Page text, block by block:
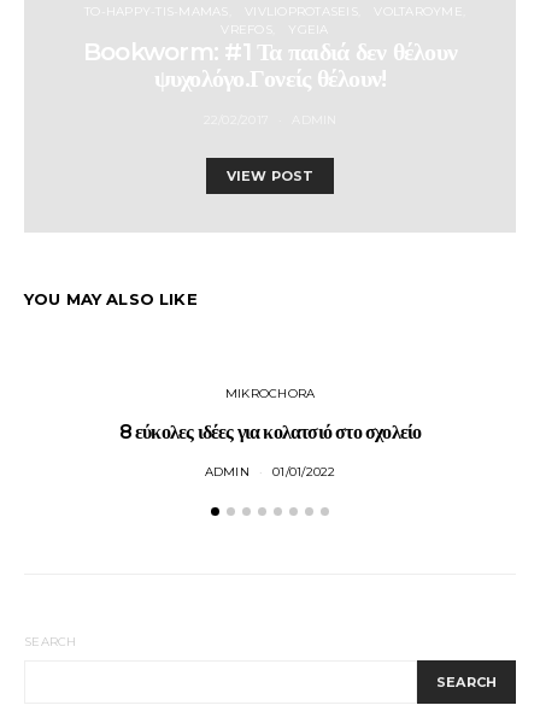
TO-HAPPY-TIS-MAMAS
VIVLIOPROTASEIS
VOLTAROYME
VREFOS
YGEIA
Bookworm: #1 Τα παιδιά δεν θέλουν
ψυχολόγο.Γονείς θέλουν!
VIEW POST
YOU MAY ALSO LIKE
MIKROCHORA
8 εύκολες ιδέες για κολατσιό στο σχολείο
ADMIN 01/01/2022
SEARCH
SEARCH